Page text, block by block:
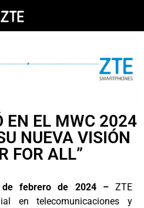
EN EL MWC 2024
NUEVA VISIÓN
FOR ALL”
de febrero de 2024 –ZTE
en telecomunicaciones y